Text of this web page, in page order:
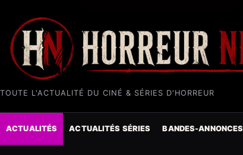
TOUTE L'ACTUALITÉ DU CINÉ & SÉRIES D'HORREUR
ACTUALITÉS ACTUALITÉS SÉRIES BANDES-ANNONCES